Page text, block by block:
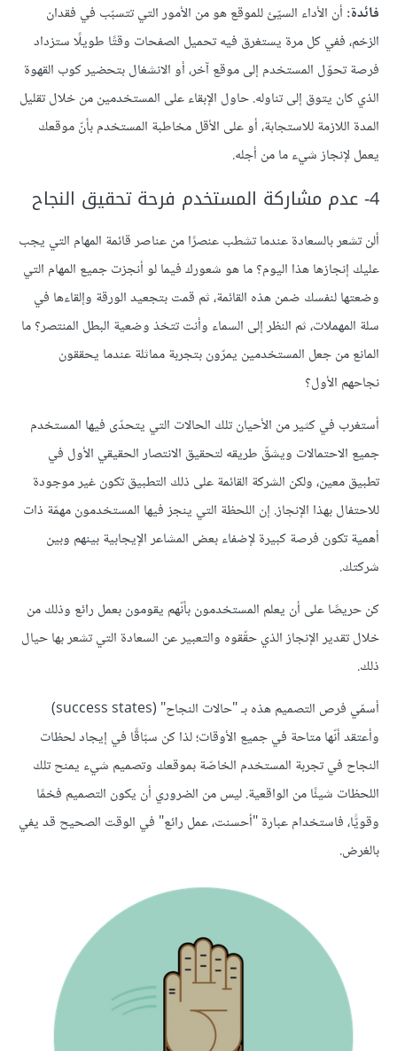
فائدة: أن الأداء السيّئ للموقع هو من الأمور التي تتسبّب في فقدان
الزخم، ففي كل مرة يستغرق فيه تحميل الصفحات وقتًا طويلًا ستزداد
فرصة تحوّل المستخدم إلى موقع آخر، أو الانشغال بتحضير كوب القهوة
الذي كان يتوق إلى تناوله. حاول الإبقاء على المستخدمين من خلال تقليل
المدة اللازمة للاستجابة، أو على الأقل مخاطبة المستخدم بأنّ موقعك
يعمل لإنجاز شيء ما من أجله.
4- عدم مشاركة المستخدم فرحة تحقيق النجاح
ألن تشعر بالسعادة عندما تشطب عنصرًا من عناصر قائمة المهام التي يجب
عليك إنجازها هذا اليوم؟ ما هو شعورك فيما لو أنجزت جميع المهام التي
وضعتها لنفسك ضمن هذه القائمة، ثم قمت بتجعيد الورقة وإلقاءها في
سلة المهملات، ثم النظر إلى السماء وأنت تتخذ وضعية البطل المنتصر؟ ما
المانع من جعل المستخدمين يمرّون بتجربة مماثلة عندما يحققون
نجاحهم الأول؟
أستغرب في كثير من الأحيان تلك الحالات التي يتحدّى فيها المستخدم
جميع الاحتمالات ويشقّ طريقه لتحقيق الانتصار الحقيقي الأول في
تطبيق معين، ولكن الشركة القائمة على ذلك التطبيق تكون غير موجودة
للاحتفال بهذا الإنجاز. إن اللحظة التي ينجز فيها المستخدمون مهمّة ذات
أهمية تكون فرصة كبيرة لإضفاء بعض المشاعر الإيجابية بينهم وبين
شركتك.
كن حريصًا على أن يعلم المستخدمون بأنّهم يقومون بعمل رائع وذلك من
خلال تقدير الإنجاز الذي حقّقوه والتعبير عن السعادة التي تشعر بها حيال
ذلك.
أسمّي فرص التصميم هذه بـ "حالات النجاح" (success states)
وأعتقد أنّها متاحة في جميع الأوقات؛ لذا كن سبّاقًا في إيجاد لحظات
النجاح في تجربة المستخدم الخاصّة بموقعك وتصميم شيء يمنح تلك
اللحظات شيئًا من الواقعية. ليس من الضروري أن يكون التصميم فخمًا
وقويًّا، فاستخدام عبارة "أحسنت، عمل رائع" في الوقت الصحيح قد يفي
بالغرض.